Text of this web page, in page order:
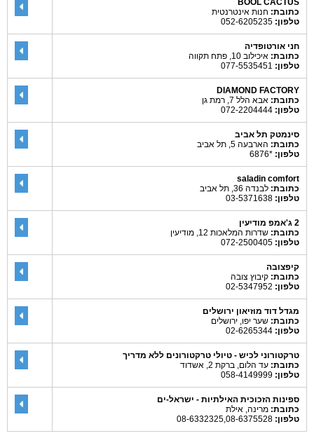
BOOL CACTUS
כתובת: חנות אינטרנטית
טלפון:
חני אורטופדיה
כתובת: איכילוב 10, פתח תקווה
טלפון:
DIAMOND FACTORY
כתובת: אבא הלל 7, רמת גן
טלפון:
סינמטק תל אביב
כתובת: הארבעה 5, תל אביב
טלפון: *6876
saladin comfort
כתובת: לבנדה 36, תל אביב
טלפון:
2 ג'אמפ מודיעין
כתובת: שדרות המלאכות 12, מודיעין
טלפון:
קיפצובה
כתובת: קיבוץ צובה
טלפון:
מגדל דוד מוזיאון ירושלים
כתובת: שער יפו, ירושלים
טלפון:
טרקטורוני לכיש - טיולי טרקטורונים ללא מדריך
כתובת: עד הלום, ברקת 2, אשדוד
טלפון:
ספינות הזכוכית האילתיות - ישראל-ים
כתובת: מרינה, אילת
טלפון: